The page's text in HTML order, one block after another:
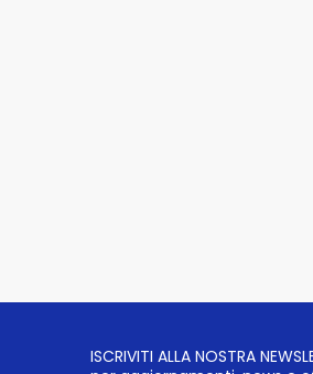
ISCRIVITI ALLA NOSTRA